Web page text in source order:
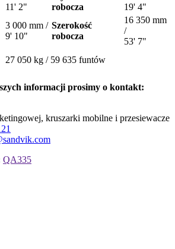
11' 2"
robocza
19' 4"
3 000 mm /
9' 10"
Szerokość
robocza
16 350 mm
/
53' 7"
27 050 kg / 59 635 funtów
informacji prosimy o kontakt:
kruszarki mobilne i przesiewacze
QA335